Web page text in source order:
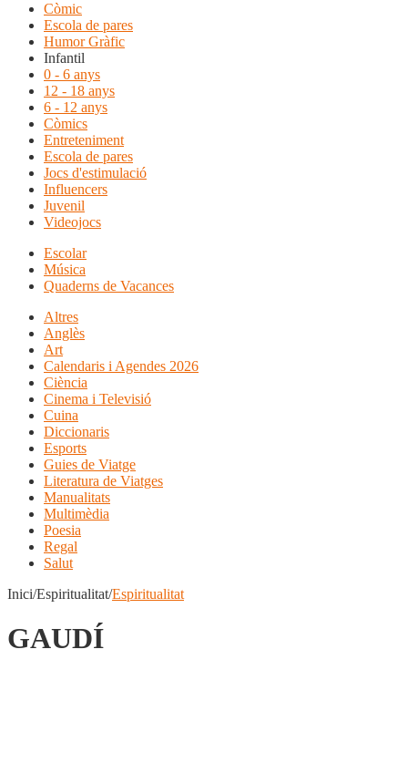
Còmic
Escola de pares
Humor Gràfic
Infantil
0 - 6 anys
12 - 18 anys
6 - 12 anys
Còmics
Entreteniment
Escola de pares
Jocs d'estimulació
Influencers
Juvenil
Videojocs
Escolar
Música
Quaderns de Vacances
Altres
Anglès
Art
Calendaris i Agendes 2026
Ciència
Cinema i Televisió
Cuina
Diccionaris
Esports
Guies de Viatge
Literatura de Viatges
Manualitats
Multimèdia
Poesia
Regal
Salut
Inici/Espiritualitat/Espiritualitat
GAUDÍ